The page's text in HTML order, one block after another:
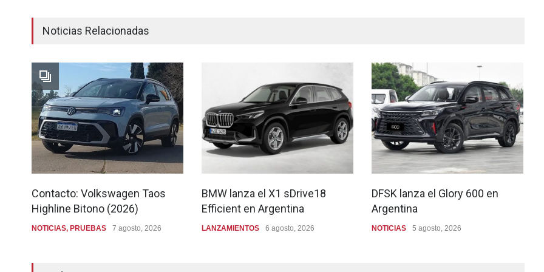
Noticias Relacionadas
Contacto: Volkswagen Taos
Highline Bitono (2026)
NOTICIAS, PRUEBAS 7 agosto, 2026
BMW lanza el X1 sDrive18
Efficient en Argentina
LANZAMIENTOS 6 agosto, 2026
DFSK lanza el Glory 600 en
Argentina
NOTICIAS 5 agosto, 2026